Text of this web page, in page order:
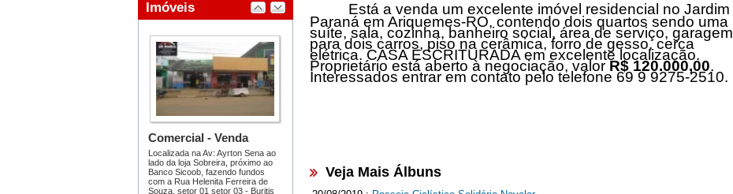
Está a venda um excelente imóvel residencial no Jardim
Paraná em Ariquemes-RO, contendo dois quartos sendo uma
suíte, sala, cozinha, banheiro social, área de serviço, garagem
para dois carros, piso na cerâmica, forro de gesso, cerca
elétrica. CASA ESCRITURADA em excelente localização.
Proprietário está aberto à negociação, valor R$ 120.000,00.
Interessados entrar em contato pelo telefone 69 9 9275-2510.
Veja Mais Álbuns